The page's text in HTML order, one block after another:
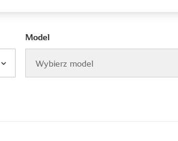
Model
Wybierz model